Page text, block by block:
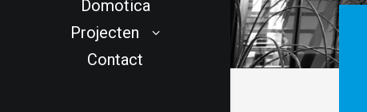
Domotica
Projecten
Contact